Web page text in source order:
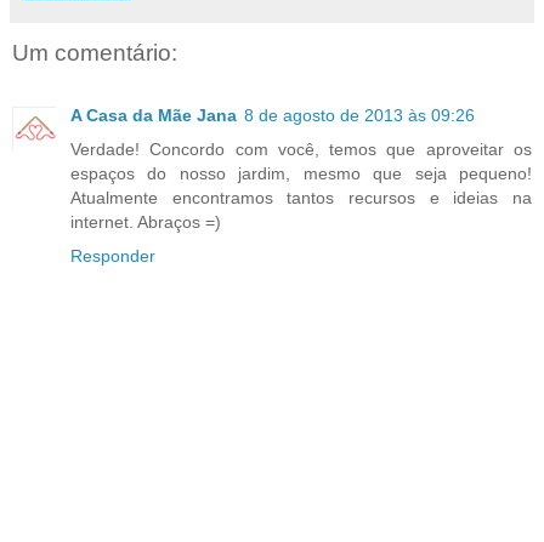
Um comentário:
A Casa da Mãe Jana 8 de agosto de 2013 às 09:26
Verdade! Concordo com você, temos que aproveitar os
espaços do nosso jardim, mesmo que seja pequeno!
Atualmente encontramos tantos recursos e ideias na
internet. Abraços =)
Responder